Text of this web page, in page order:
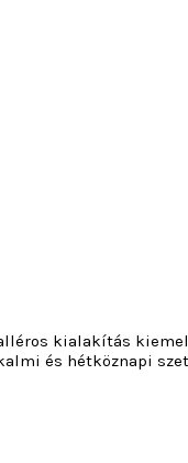
kialakítás
és hétköznapi